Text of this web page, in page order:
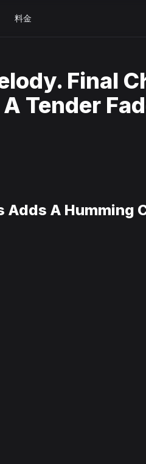
料金
Final
Tender
A Humming